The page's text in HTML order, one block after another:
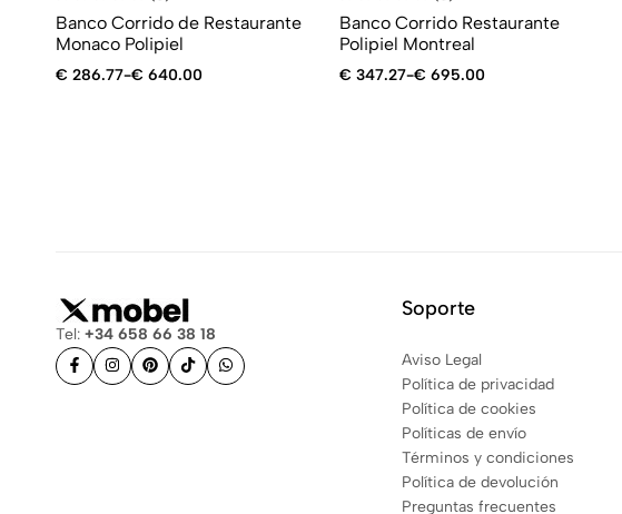
Banco Corrido de Restaurante
Monaco Polipiel
€ 286.77-€ 640.00
Banco Corrido Restaurante
Polipiel Montreal
€ 347.27-€ 695.00
Tel: +34 658 66 38 18
Soporte
Aviso Legal
Política de privacidad
Política de cookies
Políticas de envío
Términos y condiciones
Política de devolución
Preguntas frecuentes